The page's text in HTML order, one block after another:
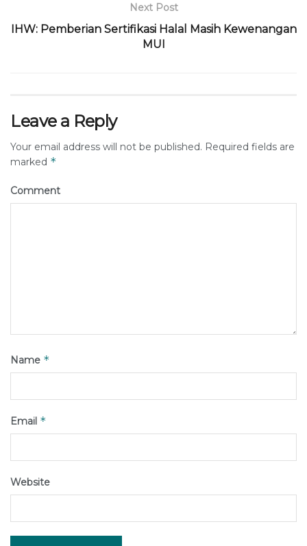
Next Post
IHW: Pemberian Sertifikasi Halal Masih Kewenangan
MUI
Leave a Reply
Your email address will not be published. Required fields are
marked *
Comment
Name *
Email *
Website